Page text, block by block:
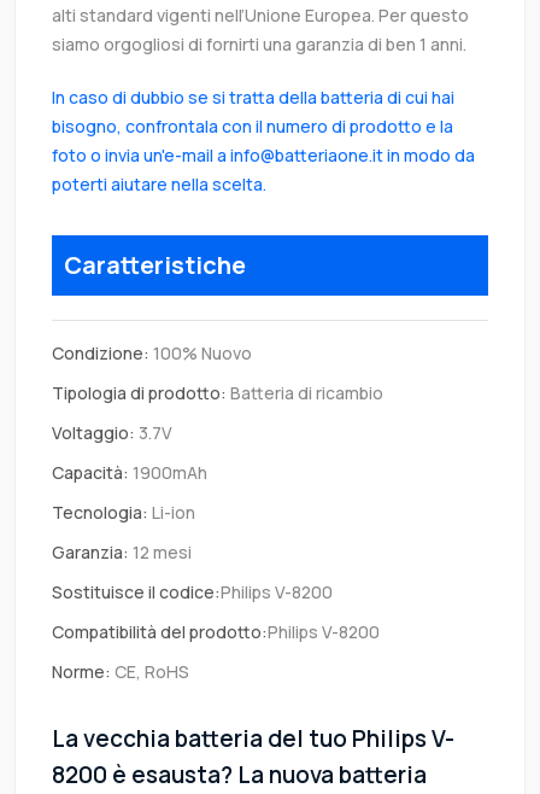
alti standard vigenti nell’Unione Europea. Per questo
siamo orgogliosi di fornirti una garanzia di ben 1 anni.
In caso di dubbio se si tratta della batteria di cui hai
bisogno, confrontala con il numero di prodotto e la
foto o invia un'e-mail a info@batteriaone.it in modo da
poterti aiutare nella scelta.
Caratteristiche
Condizione: 100% Nuovo
Tipologia di prodotto: Batteria di ricambio
Voltaggio: 3.7V
Capacità: 1900mAh
Tecnologia: Li-ion
Garanzia: 12 mesi
Sostituisce il codice:Philips V-8200
Compatibilità del prodotto:Philips V-8200
Norme: CE, RoHS
La vecchia batteria del tuo Philips V-
8200 è esausta? La nuova batteria